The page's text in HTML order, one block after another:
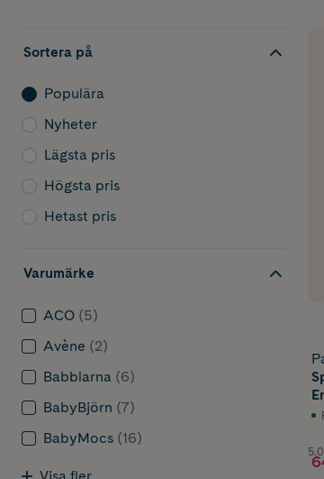
Sortera på
Populära
Nyheter
Lägsta pris
Högsta pris
Hetast pris
Varumärke
ACO (5)
Avène (2)
Babblarna (6)
BabyBjörn (7)
BabyMocs (16)